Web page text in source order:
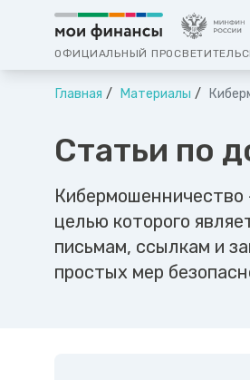
ОФИЦИАЛЬНЫЙ
Главная Материалы
Статьи по
целью которого
письмам, ссылкам и
простых мер